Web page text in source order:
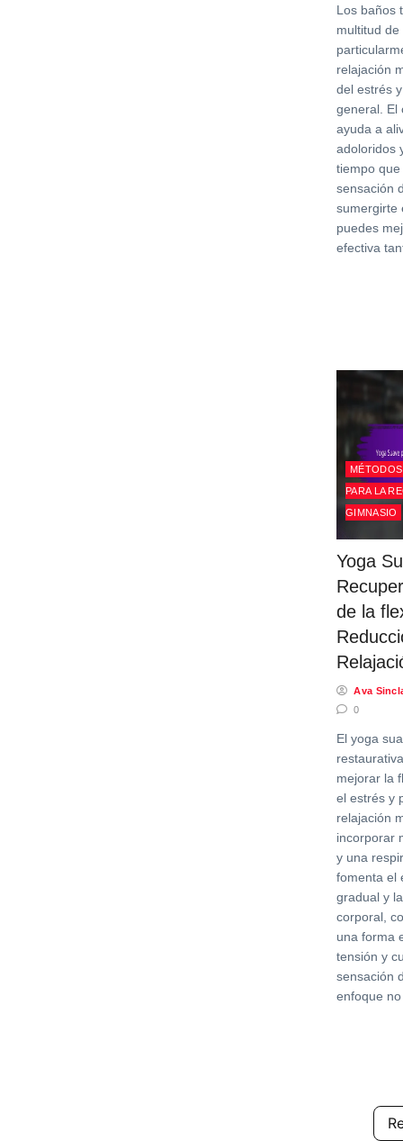
Los baños
multitud
relajación
del estrés
general. El
ayuda a
adoloridos
tiempo
sensación
sumergirte
puedes
efectiva
PARA LA
GIMNASIO
Yoga
de la
Ava
0
El yoga
mejorar la
el estrés y
relajación
incorporar
y una
fomenta el
gradual y
corporal,
una forma
tensión y
sensación
enfoque